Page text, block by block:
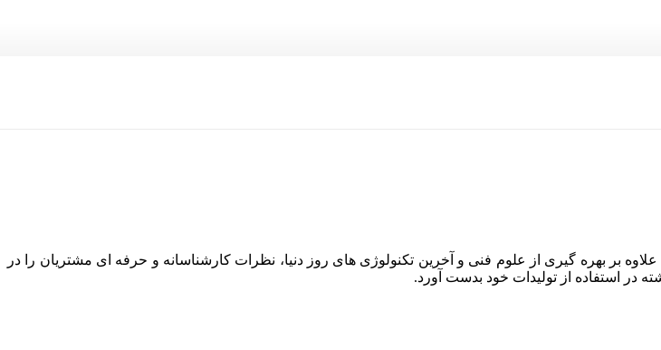
بر بهره گیری از علوم فنی و آخرین تکنولوژی های روز دنیا، نظرات کارشناسانه و حرفه ای مشتریان را در
در استفاده از تولیدات خود بدست آورد.